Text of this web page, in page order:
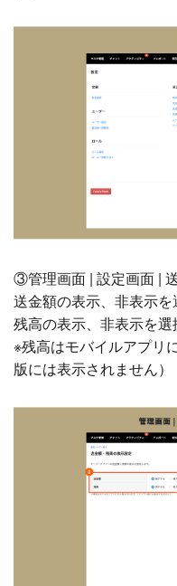
③管理画面 | 設定画面 |
送金額の表示、非表示を
残高の表示、非表示を選
※残高はモバイルアプリ
版には表示されません）